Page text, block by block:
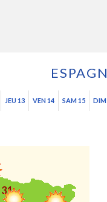
JEU 13 VEN 14 SAM 15 DIM
31